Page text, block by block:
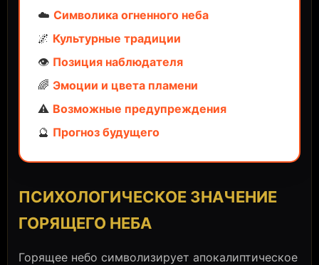
☁️ Символика огненного неба
🌌 Культурные традиции
👁️ Позиция наблюдателя
🌈 Эмоции и цвета пламени
⚠️ Возможные предупреждения
🔮 Прогноз будущего
ПСИХОЛОГИЧЕСКОЕ ЗНАЧЕНИЕ
ГОРЯЩЕГО НЕБА
Горящее небо символизирует апокалиптическое